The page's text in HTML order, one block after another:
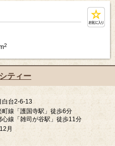
2
ティー
白台2-6-13
町線「護国寺駅」徒歩6分
心線「雑司が谷駅」徒歩11分
月